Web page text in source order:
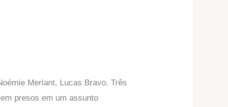
Merlant, Lucas Bravo. Três
presos em um assunto